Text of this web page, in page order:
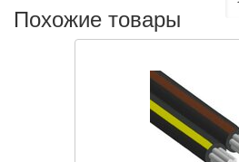
Похожие товары 1